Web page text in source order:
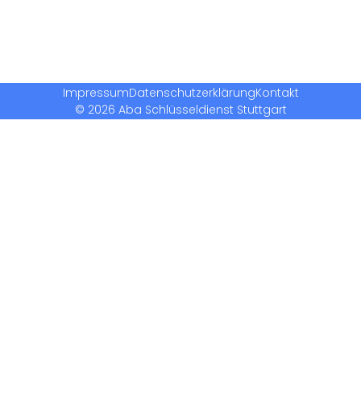
ImpressumDatenschutzerklärungKontakt
© 2026 Aba Schlüsseldienst Stuttgart